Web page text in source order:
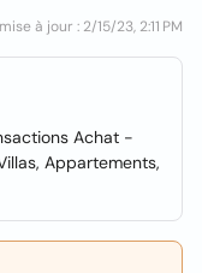
à jour : 2/15/23, 2:11 PM
Achat -
Appartements,